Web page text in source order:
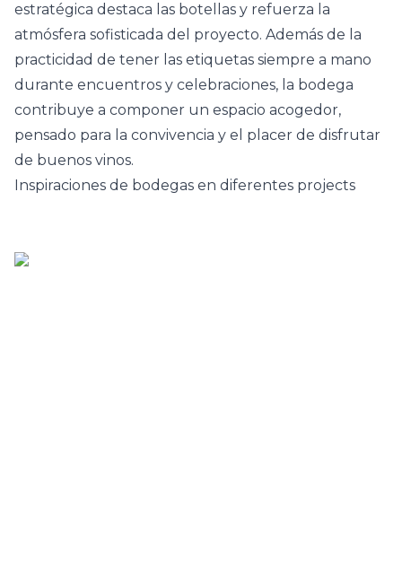
estratégica destaca las botellas y refuerza la
atmósfera sofisticada del proyecto. Además de la
practicidad de tener las etiquetas siempre a mano
durante encuentros y celebraciones, la bodega
contribuye a componer un espacio acogedor,
pensado para la convivencia y el placer de disfrutar
de buenos vinos.
Inspiraciones de bodegas en diferentes projects